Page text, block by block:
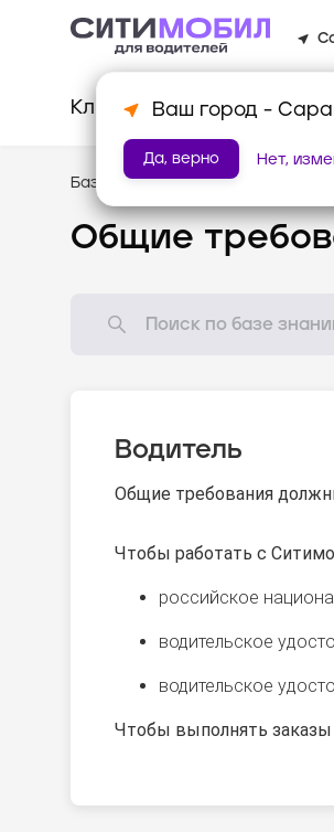
Ваш город -
Да, верно Нет,
Клиентам
База знаний /Стандарты
Общие
Водитель
Общие требования
Чтобы работать с
российское
водительское
водительское
Чтобы выполнять